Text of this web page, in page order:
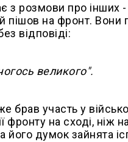
з розмови про
пішов на фронт. Вони
відповіді:
великого".
участь у
фронту на сході, ніж
думок зайнята